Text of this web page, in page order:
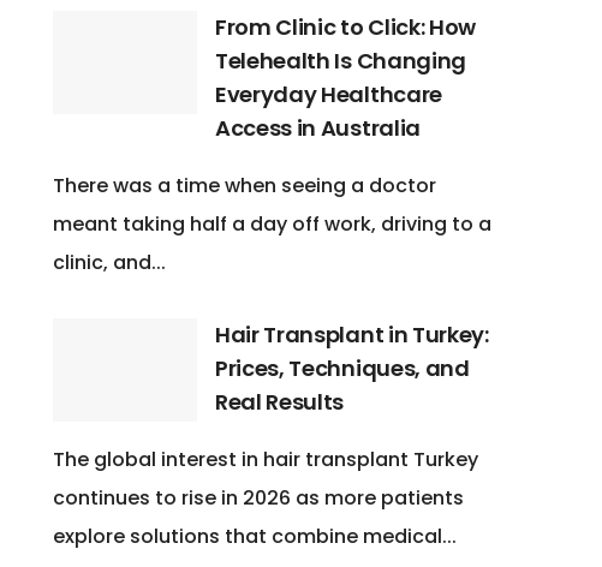
From Clinic to Click: How
Telehealth Is Changing
Everyday Healthcare
Access in Australia
There was a time when seeing a doctor
meant taking half a day off work, driving to a
clinic, and...
Hair Transplant in Turkey:
Prices, Techniques, and
Real Results
The global interest in hair transplant Turkey
continues to rise in 2026 as more patients
explore solutions that combine medical...